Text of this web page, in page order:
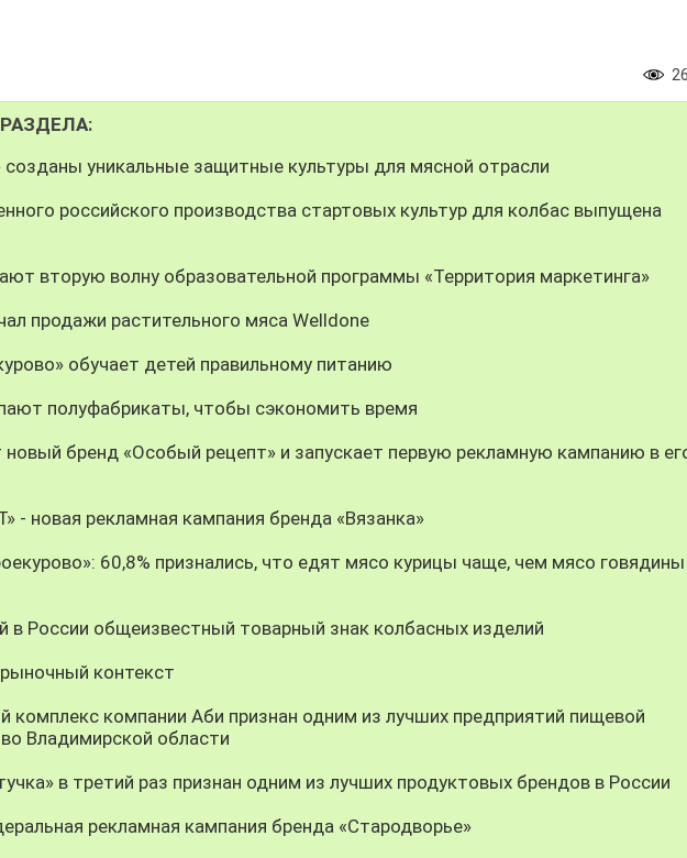
уникальные защитные культуры для мясной отрасли
российского производства стартовых культур для колбас выпущена
вторую волну образовательной программы «Территория маркетинга»
продажи растительного мяса Welldone
обучает детей правильному питанию
полуфабрикаты, чтобы сэкономить время
новый бренд «Особый рецепт» и запускает первую рекламную кампанию в
- новая рекламная кампания бренда «Вязанка»
60,8% признались, что едят мясо курицы чаще, чем мясо говядины
в России общеизвестный товарный знак колбасных изделий
контекст
комплекс компании Аби признан одним из лучших предприятий пищевой
Владимирской области
в третий раз признан одним из лучших продуктовых брендов в России
рекламная кампания бренда «Стародворье»